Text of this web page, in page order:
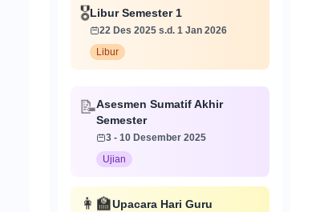
🎖️Libur Semester 1
22 Des 2025 s.d. 1 Jan 2026
Libur
📝Asesmen Sumatif Akhir
Semester
3 - 10 Desember 2025
Ujian
👩‍🏫Upacara Hari Guru